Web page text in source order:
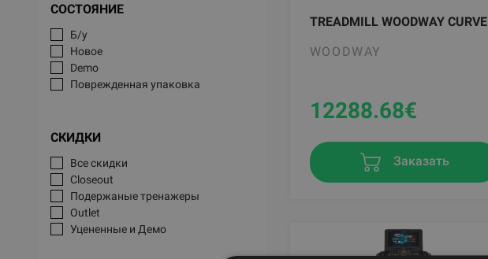
СОСТОЯНИЕ
Б/у
Новое
Demo
Поврежденная упаковка
СКИДКИ
Все скидки
Closeout
Подержаные тренажеры
Outlet
Уцененные и Демо
TREADMILL WOODWAY CURVE
WOODWAY
12288.68€
Заказать